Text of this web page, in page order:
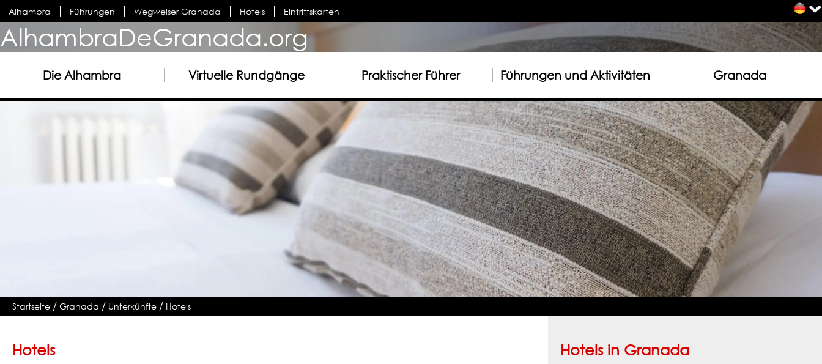
Alhambra Führungen Wegweiser Granada Hotels Eintrittskarten
AlhambraDeGranada.org
Die Alhambra Virtuelle Rundgänge Praktischer Führer Führungen und Aktivitäten Granada
Startseite /Granada / Unterkünfte / Hotels
Hotels Hotels in Granada